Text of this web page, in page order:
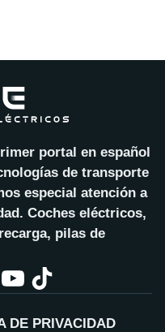
portal en español
de transporte
especial atención a
Coches eléctricos,
pilas de
DE PRIVACIDAD